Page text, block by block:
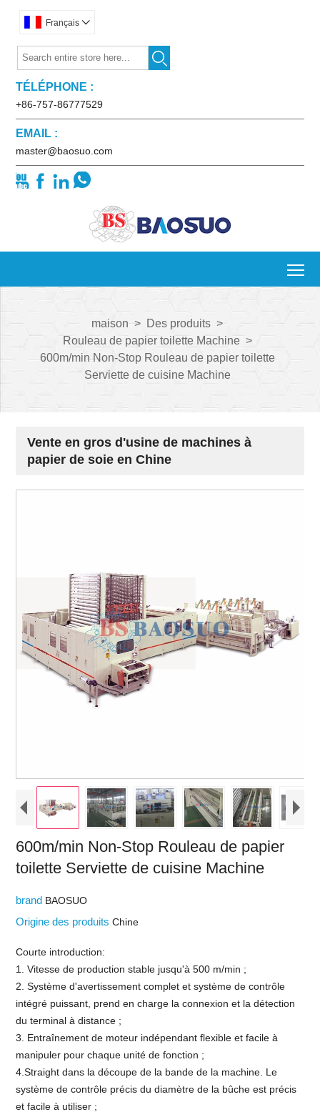
Français 

TÉLÉPHONE :
+86-757-86777529
EMAIL :
master@baosuo.com
   
maison > Des produits >
Rouleau de papier toilette Machine >
600m/min Non-Stop Rouleau de papier toilette
Serviette de cuisine Machine
Vente en gros d'usine de machines à
papier de soie en Chine
600m/min Non-Stop Rouleau de papier
toilette Serviette de cuisine Machine
brand BAOSUO
Origine des produitsChine
Courte introduction:
1. Vitesse de production stable jusqu'à 500 m/min ;
2. Système d'avertissement complet et système de contrôle
intégré puissant, prend en charge la connexion et la détection
du terminal à distance ;
3. Entraînement de moteur indépendant flexible et facile à
manipuler pour chaque unité de fonction ;
4.Straight dans la découpe de la bande de la machine. Le
système de contrôle précis du diamètre de la bûche est précis
et facile à utiliser ;